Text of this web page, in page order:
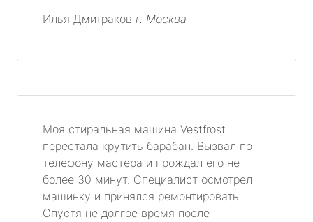
Илья Дмитраков г. Москва
Моя стиральная машина Vestfrost
перестала крутить барабан. Вызвал по
телефону мастера и прождал его не
более 30 минут. Специалист осмотрел
машинку и принялся ремонтировать.
Спустя не долгое время после